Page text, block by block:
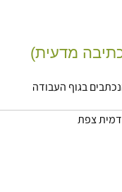
בגוף העבודה
צפת